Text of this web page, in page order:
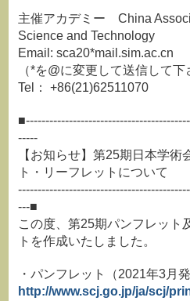
主催アカデミー China
Science and Technology
Email: sca20*mail.sim.ac.cn
（*を@に変更して送信して下
Tel： +86(21)62511070
-----
【お知らせ】第25期日本学術
ト・リーフレットについて
---■
この度、第25期パンフレット
トを作成いたしました。
・パンフレット（2021年3月発
http://www.scj.go.jp/ja/scj/